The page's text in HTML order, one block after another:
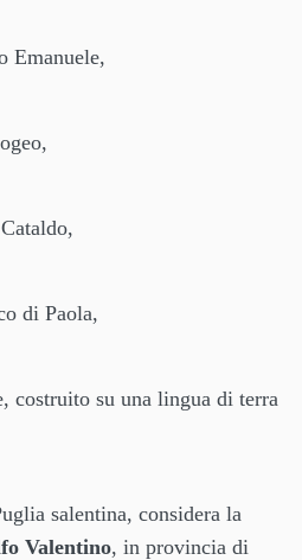
Emanuele,
di Paola,
costruito su una lingua di terra
salentina, considera la
Valentino, in provincia di